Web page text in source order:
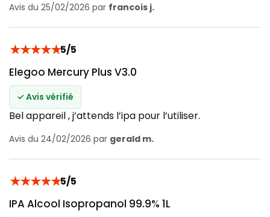
Avis du 25/02/2026 par francois j.
★★★★★5/5
Elegoo Mercury Plus V3.0
✓ Avis vérifié
Bel appareil , j’attends l’ipa pour l’utiliser.
Avis du 24/02/2026 par gerald m.
★★★★★5/5
IPA Alcool Isopropanol 99.9% 1L